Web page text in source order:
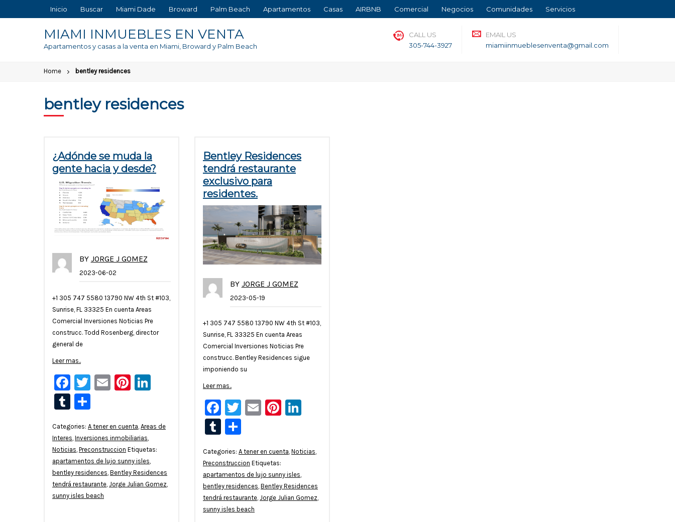
to
Inicio Buscar Miami Dade Broward Palm Beach Apartamentos Casas AIRBNB Comercial Negocios Comunidades Servicios
MIAMI INMUEBLES EN VENTA
Apartamentos y casas a la venta en Miami, Broward y Palm Beach
CALL US
305-744-3927
EMAIL US
miamiinmueblesenventa@gmail.com
Home bentley residences
bentley residences
¿Adónde se muda la
gente hacia y desde?
BY JORGE J GOMEZ
2023-06-02
+1 305 747 5580 13790 NW 4th St #103,
Sunrise, FL 33325 En cuenta Areas
Comercial Inversiones Noticias Pre
construcc. Todd Rosenberg, director
general de
Leer mas..
Facebook
Twitter
EmailPinterest
LinkedIn
Tumblr
Categories: A tener en cuenta, Areas de
Interes, Inversiones inmobiliarias,
Noticias, Preconstruccion Etiquetas:
apartamentos de lujo sunny isles,
bentley residences, Bentley Residences
tendrá restaurante, Jorge Julian Gomez,
sunny isles beach
Bentley Residences
tendrá restaurante
exclusivo para
residentes.
BY JORGE J GOMEZ
2023-05-19
+1 305 747 5580 13790 NW 4th St #103,
Sunrise, FL 33325 En cuenta Areas
Comercial Inversiones Noticias Pre
construcc. Bentley Residences sigue
imponiendo su
Leer mas..
Facebook
Twitter
EmailPinterest
Tumblr
Categories: A tener en cuenta, Noticias,
Preconstruccion Etiquetas:
apartamentos de lujo sunny isles,
bentley residences, Bentley Residences
tendrá restaurante, Jorge Julian Gomez,
sunny isles beach